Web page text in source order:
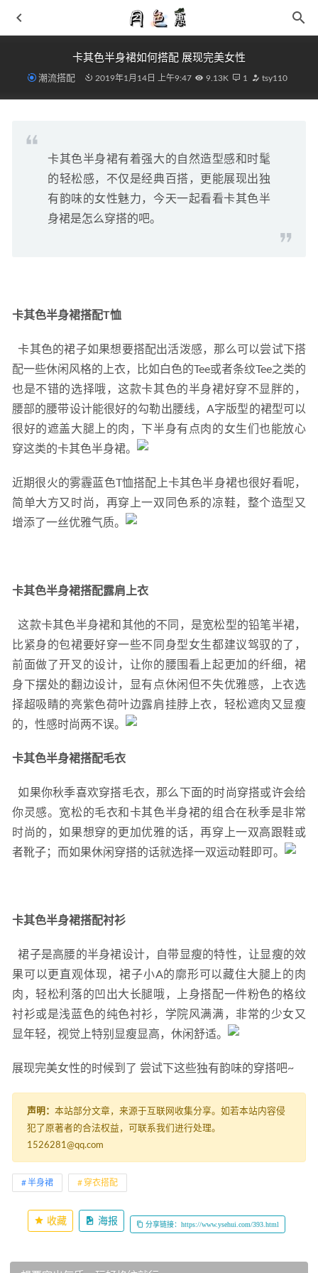
卡其色半身裙如何搭配 展现完美女性
潮流搭配 2019年1月14日 上午9:47 9.13K 1 tsy110
卡其色半身裙有着强大的自然造型感和时髦
的轻松感，不仅是经典百搭，更能展现出独
有韵味的女性魅力，今天一起看看卡其色半
身裙是怎么穿搭的吧。
卡其色半身裙搭配T恤
卡其色的裙子如果想要搭配出活泼感，那么可以尝试下搭
配一些休闲风格的上衣，比如白色的Tee或者条纹Tee之类的
也是不错的选择哦，这款卡其色的半身裙好穿不显胖的，
腰部的腰带设计能很好的勾勒出腰线，A字版型的裙型可以
很好的遮盖大腿上的肉，下半身有点肉的女生们也能放心
穿这类的卡其色半身裙。
近期很火的雾霾蓝色T恤搭配上卡其色半身裙也很好看呢，
简单大方又时尚，再穿上一双同色系的凉鞋，整个造型又
增添了一丝优雅气质。
卡其色半身裙搭配露肩上衣
这款卡其色半身裙和其他的不同，是宽松型的铅笔半裙，
比紧身的包裙要好穿一些不同身型女生都建议驾驭的了，
前面做了开叉的设计，让你的腰围看上起更加的纤细，裙
身下摆处的翻边设计，显有点休闲但不失优雅感，上衣选
择超吸睛的亮紫色荷叶边露肩挂脖上衣，轻松遮肉又显瘦
的，性感时尚两不误。
卡其色半身裙搭配毛衣
如果你秋季喜欢穿搭毛衣，那么下面的时尚穿搭或许会给
你灵感。宽松的毛衣和卡其色半身裙的组合在秋季是非常
时尚的，如果想穿的更加优雅的话，再穿上一双高跟鞋或
者靴子；而如果休闲穿搭的话就选择一双运动鞋即可。
卡其色半身裙搭配衬衫
裙子是高腰的半身裙设计，自带显瘦的特性，让显瘦的效
果可以更直观体现，裙子小A的廓形可以藏住大腿上的肉
肉，轻松利落的凹出大长腿哦，上身搭配一件粉色的格纹
衬衫或是浅蓝色的纯色衬衫，学院风满满，非常的少女又
显年轻，视觉上特别显瘦显高，休闲舒适。
展现完美女性的时候到了 尝试下这些独有韵味的穿搭吧~
声明： 本站部分文章，来源于互联网收集分享。如若本站内容侵
犯了原著者的合法权益，可联系我们进行处理。
1526281@qq.com
半身裙 穿衣搭配
收藏 海报 分享链接：https://www.ysehui.com/393.html
马汀博士 x Rick Owens 全新联名鞋款系列即将来袭 2021-
马汀博士 x HAVEN 全新联名 1461 鞋款抢先预览~
2021-03-20